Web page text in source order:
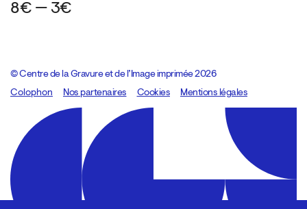
8€ — 3€
© Centre de la Gravure et de l’Image imprimée 2026
Colophon
Design:Marcel Kaczmarek, code:8080.studio
Nos partenaires Cookies Mentions légales